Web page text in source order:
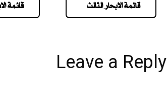
قائمة قائمة الابحار الثالث
Leave a Reply